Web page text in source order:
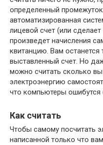
определенный
автоматизированная
лицевой счет (или
произведет начисления
квитанцию. Вам останется
выставленный счет. Но
можно считать сколько
электроэнергию
что компьютеры
Как считать
Чтобы самому посчитать
написанной только что